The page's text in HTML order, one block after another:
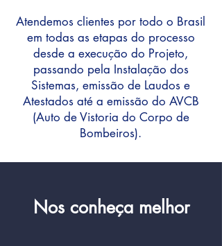
Atendemos clientes por todo o Brasil
em todas as etapas do processo
desde a execução do Projeto,
passando pela Instalação dos
Sistemas, emissão de Laudos e
Atestados até a emissão do AVCB
(Auto de Vistoria do Corpo de
Bombeiros).
Nos conheça melhor